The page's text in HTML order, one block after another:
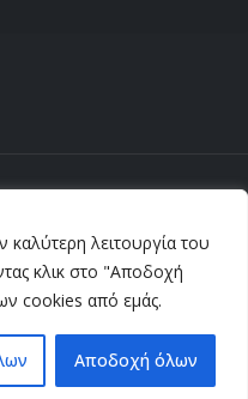
καλύτερη λειτουργία του
κλικ στο "Αποδοχή
cookies από εμάς.
Αποδοχή όλων